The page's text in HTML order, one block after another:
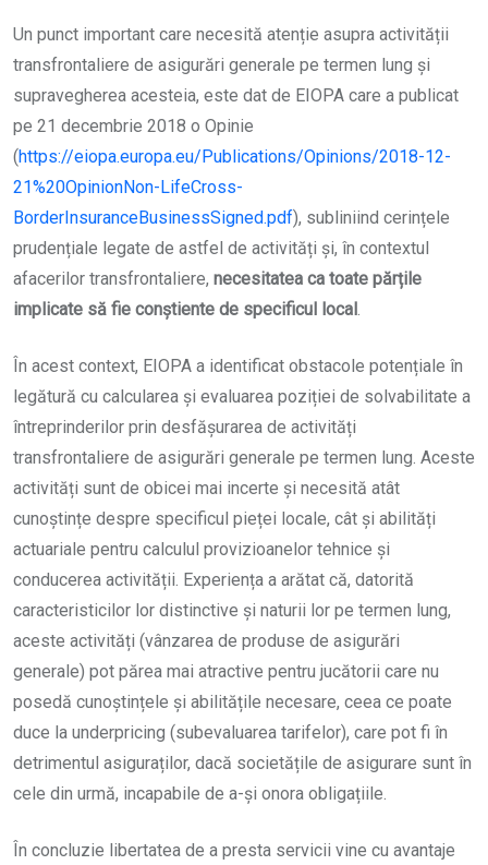
Un punct important care necesită atenție asupra activității
transfrontaliere de asigurări generale pe termen lung și
supravegherea acesteia, este dat de EIOPA care a publicat
pe 21 decembrie 2018 o Opinie
(https://eiopa.europa.eu/Publications/Opinions/2018-12-
21%20OpinionNon-LifeCross-
BorderInsuranceBusinessSigned.pdf), subliniind cerințele
prudențiale legate de astfel de activități și, în contextul
afacerilor transfrontaliere, necesitatea ca toate părțile
implicate să fie conștiente de specificul local.
În acest context, EIOPA a identificat obstacole potențiale în
legătură cu calcularea și evaluarea poziției de solvabilitate a
întreprinderilor prin desfășurarea de activități
transfrontaliere de asigurări generale pe termen lung. Aceste
activități sunt de obicei mai incerte și necesită atât
cunoștințe despre specificul pieței locale, cât și abilități
actuariale pentru calculul provizioanelor tehnice și
conducerea activității. Experiența a arătat că, datorită
caracteristicilor lor distinctive și naturii lor pe termen lung,
aceste activități (vânzarea de produse de asigurări
generale) pot părea mai atractive pentru jucătorii care nu
posedă cunoștințele și abilitățile necesare, ceea ce poate
duce la underpricing (subevaluarea tarifelor), care pot fi în
detrimentul asiguraților, dacă societățile de asigurare sunt în
cele din urmă, incapabile de a-și onora obligațiile.
În concluzie libertatea de a presta servicii vine cu avantaje